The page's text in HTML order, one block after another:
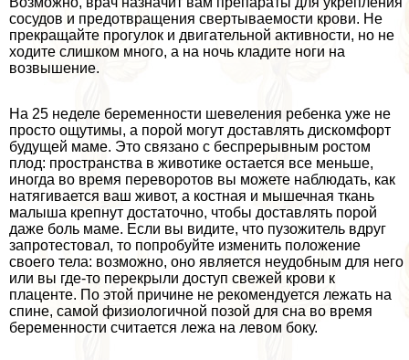
сосудов и предотвращения свертываемости крови. Не
прекращайте прогулок и двигательной активности, но не
ходите слишком много, а на ночь кладите ноги на
возвышение.
На 25 неделе беременности шевеления ребенка уже не
просто ощутимы, а порой могут доставлять дискомфорт
будущей маме. Это связано с беспрерывным ростом
плод: прострaнcтва в животике остается все меньше,
иногда во время переворотов вы можете наблюдать, как
натягивается ваш живот, а костная и мышечная ткань
малыша крепнут достаточно, чтобы доставлять порой
даже боль маме. Если вы видите, что пузожитель вдруг
запротестовал, то попробуйте изменить положение
своего тела: возможно, оно является неудобным для него
или вы где-то перекрыли доступ свежей крови к
плаценте. По этой причине не рекомендуется лежать на
спине, самой физиологичной позой для сна во время
беременности считается лежа на левом боку.